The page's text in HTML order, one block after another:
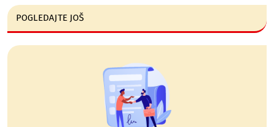
POGLEDAJTE JOŠ